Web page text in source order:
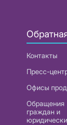
Контакты
Пресс-
Офисы
Обращения
граждан и